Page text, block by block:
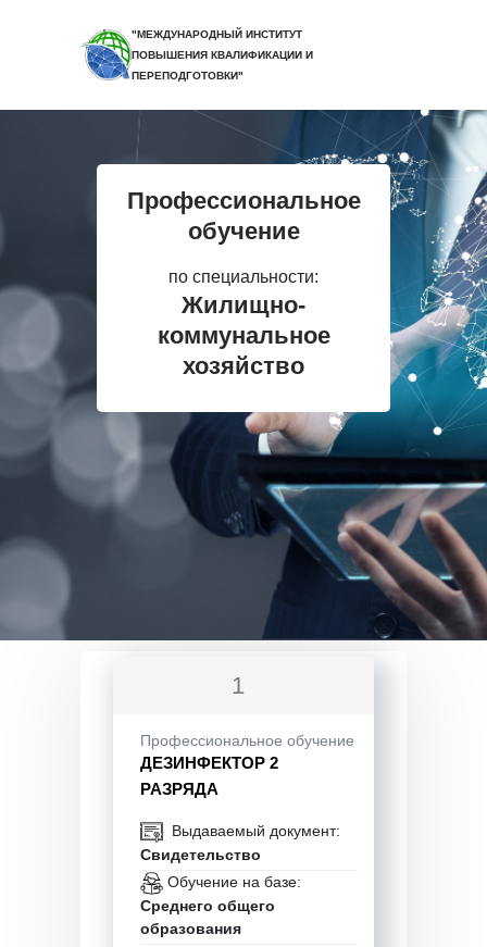
"МЕЖДУНАРОДНЫЙ ИНСТИТУТ
ПОВЫШЕНИЯ КВАЛИФИКАЦИИ И
ПЕРЕПОДГОТОВКИ"
Профессиональное
обучение
по специальности:
Жилищно-
коммунальное
хозяйство
1
Профессиональное обучение
ДЕЗИНФЕКТОР 2
РАЗРЯДА
Выдаваемый документ:
Свидетельство
Обучение на базе:
Среднего общего
образования